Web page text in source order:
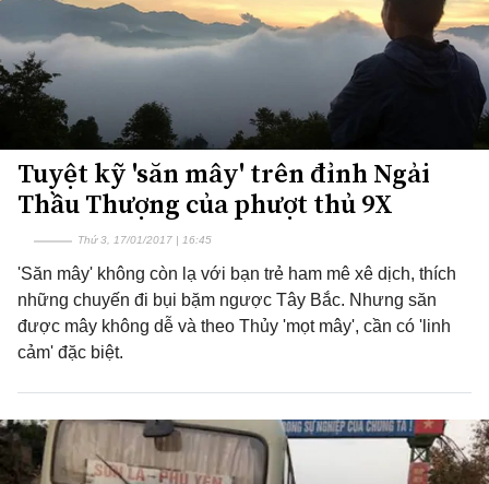
Tuyệt kỹ 'săn mây' trên đỉnh Ngải
Thầu Thượng của phượt thủ 9X
Thứ 3, 17/01/2017 | 16:45
'Săn mây' không còn lạ với bạn trẻ ham mê xê dịch, thích
những chuyến đi bụi bặm ngược Tây Bắc. Nhưng săn
được mây không dễ và theo Thủy 'mọt mây', cần có 'linh
cảm' đặc biệt.